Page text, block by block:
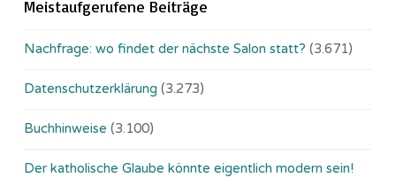
Meistaufgerufene Beiträge
Nachfrage: wo findet der nächste Salon statt? (3.671)
Datenschutzerklärung (3.273)
Buchhinweise (3.100)
Der katholische Glaube könnte eigentlich modern sein!